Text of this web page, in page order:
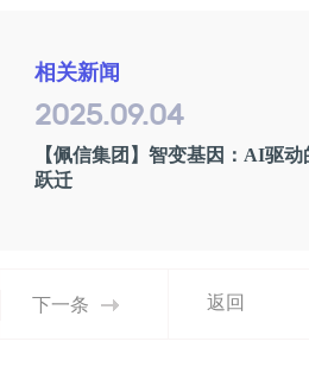
相关新闻
2025.09.04
【佩信集团】智变基因：AI驱
跃迁
下一条 返回